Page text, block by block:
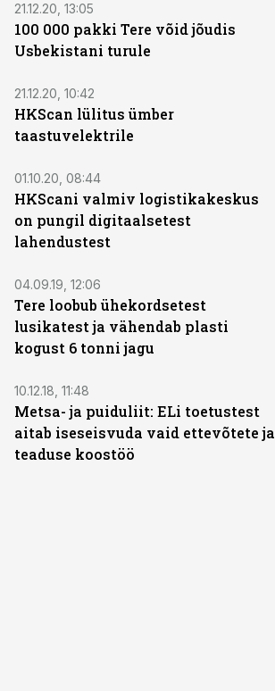
21.12.20, 13:05
100 000 pakki Tere võid jõudis
Usbekistani turule
21.12.20, 10:42
HKScan lülitus ümber
taastuvelektrile
01.10.20, 08:44
HKScani valmiv logistikakeskus
on pungil digitaalsetest
lahendustest
04.09.19, 12:06
Tere loobub ühekordsetest
lusikatest ja vähendab plasti
kogust 6 tonni jagu
10.12.18, 11:48
Metsa- ja puiduliit: ELi toetustest
aitab iseseisvuda vaid ettevõtete ja
teaduse koostöö